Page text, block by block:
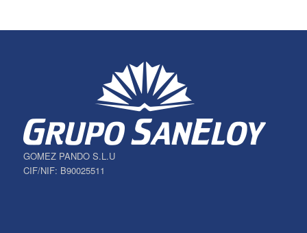
GOMEZ PANDO S.L.U
CIF/NIF: B90025511